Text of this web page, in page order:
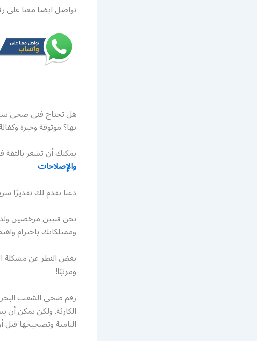
تواصل ايضا معنا
هل تحتاج فني صحي
بها؟ موثوقة وخبرة
يمكنك أن تشعر
والإصلاحات
دعنا نقدم لك تقديرًا
نحن فنيين مرخصين
وممتلكاتك باحترام
بغض النظر عن مشكلة
ومرتبًا!
رقم صحي الشعب
الكارثة. ولكن يمكن
النامية وتصحيحها